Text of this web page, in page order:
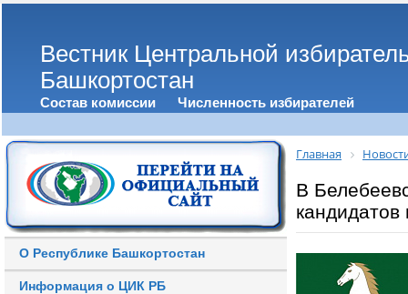
Вестник Центральной
Башкортостан
Состав комиссии Численность избирателей
О Республике Башкортостан
Информация о ЦИК РБ
Главная
В